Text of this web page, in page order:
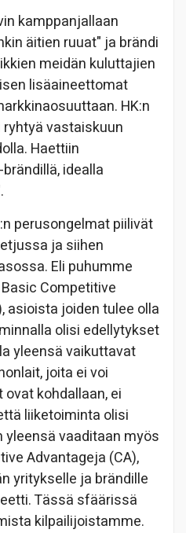
kamppanjallaan
äitien ruuat" ja brändi
meidän kuluttajien
lisäaineettomat
HK:n
vastaiskuun
Haettiin
idealla
perusongelmat piilivät
ja siihen
Eli puhumme
Competitive
asioista joiden tulee olla
olisi edellytykset
yleensä vaikuttavat
joita ei voi
ovat kohdallaan, ei
liiketoiminta olisi
vaaditaan myös
Advantageja (CA),
yritykselle ja brändille
Tässä sfäärissä
kilpailijoistamme.